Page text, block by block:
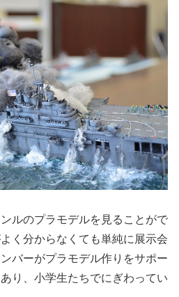
ルのプラモデルを見ることがで
く分からなくても単純に展示会
バーがプラモデル作りをサポー
り、小学生たちでにぎわってい